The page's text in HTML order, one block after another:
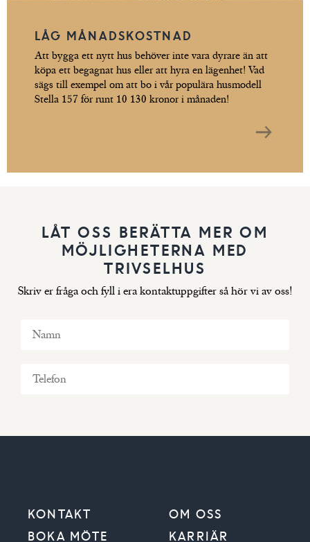
LÅG MÅNADSKOSTNAD
Att bygga ett nytt hus behöver inte vara dyrare än att
köpa ett begagnat hus eller att hyra en lägenhet! Vad
sägs till exempel om att bo i vår populära husmodell
Stella 157 för runt 10 130 kronor i månaden!
LÅT OSS BERÄTTA MER OM
MÖJLIGHETERNA MED
TRIVSELHUS
Skriv er fråga och fyll i era kontaktuppgifter så hör vi av oss!
KONTAKT
BOKA MÖTE
OM OSS
KARRIÄR